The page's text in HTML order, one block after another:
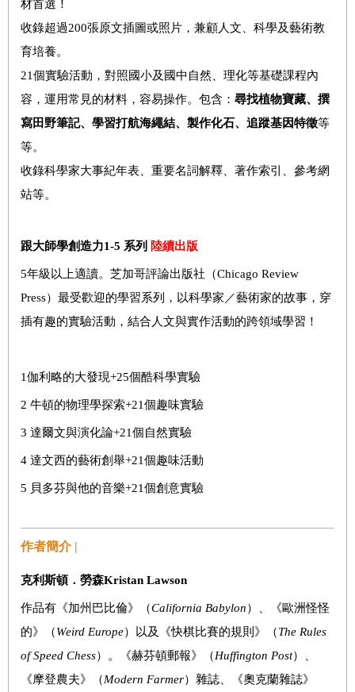
材首選！
收錄超過200張原文插圖或照片，兼顧人文、科學及藝術教
育培養。
21個實驗活動，對照國小及國中自然、理化等基礎課程內
容，運用常見的材料，容易操作。包含： 尋找植物寶藏、撰
寫田野筆記、學習打航海繩結、製作化石、追蹤基因特徵等
等。
收錄科學家大事紀年表、重要名詞解釋、著作索引、參考網
站等。
跟大師學創造力1-5 系列 陸續出版
5年級以上適讀。芝加哥評論出版社（Chicago Review
Press）最受歡迎的學習系列，以科學家 ／藝術家的故事，穿
插有趣的實驗活動，結合人文與實作活動的跨領域學習！
1伽利略的大發現+25個酷科學實驗
2 牛頓的物理學探索+21個趣味實驗
3 達爾文與演化論+21個自然實驗
4 達文西的藝術創舉+21個趣味活動
5 貝多芬與他的音樂+21個創意實驗
作者簡介 |
克利斯頓．勞森Kristan Lawson
作品有《加州巴比倫》（California Babylon）、《歐洲怪怪
的》（Weird Europe）以及《快棋比賽的規則》（The Rules
of Speed Chess）。《赫芬頓郵報》（Huffington Post）、
《摩登農夫》（Modern Farmer）雜誌、《奧克蘭雜誌》